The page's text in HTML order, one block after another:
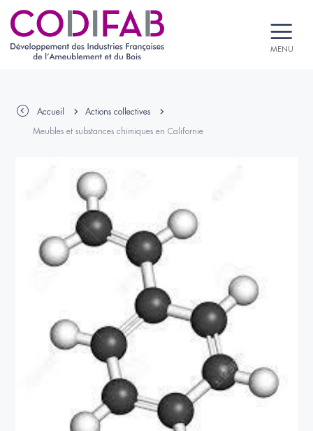
MENU
Accueil Actions collectives
Meubles et substances chimiques en Californie